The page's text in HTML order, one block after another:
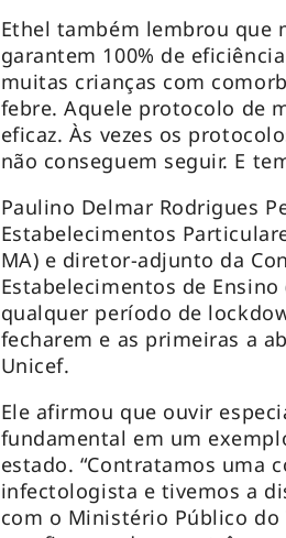
Ethel também lembrou que
garantem 100% de
muitas crianças com
febre. Aquele protocolo de
eficaz. Às vezes os
não conseguem seguir. E
Paulino Delmar Rodrigues
Estabelecimentos
MA) e diretor-adjunto da
Estabelecimentos de Ensino
qualquer período de
fecharem e as primeiras a
Unicef.
Ele afirmou que ouvir
fundamental em um
estado. “Contratamos uma
infectologista e tivemos a
com o Ministério Público do